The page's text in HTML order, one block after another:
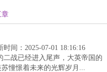
章
时间：2025-07-01 18:16:16
二战已经进入尾声，大英帝国的
憧憬着未来的光辉岁月...